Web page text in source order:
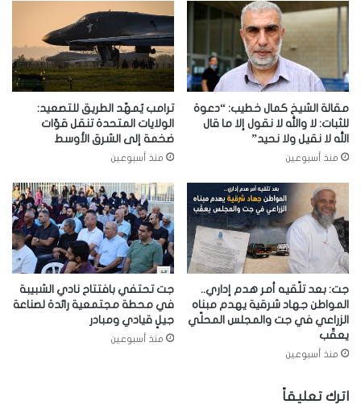
مقالة الشيخ كمال خطيب: “دعوة
للثبات: لا والله لا نقول إلا ما قال
الله لا نقيل ولا نحيد”
منذ أسبوعين
ترامب يُمهّد الطريق للتصعيد:
الولايات المتحدة تنقل قوّات
ضخمة إلى الشرق الأوسط
منذ أسبوعين
جت: بعد تلّقيه أمر هدم إداري..
المواطن جهاد شرقية يهدم مبناه
الزراعي في جت والمجلس المحلّي
يعقّب
منذ أسبوعين
جت تحتفي بافتتاح نادي الشبيبة
في محطة مجتمعية رائدة لصناعة
جيلٍ قيادي ومبادر
منذ أسبوعين
اترك تعليقاً